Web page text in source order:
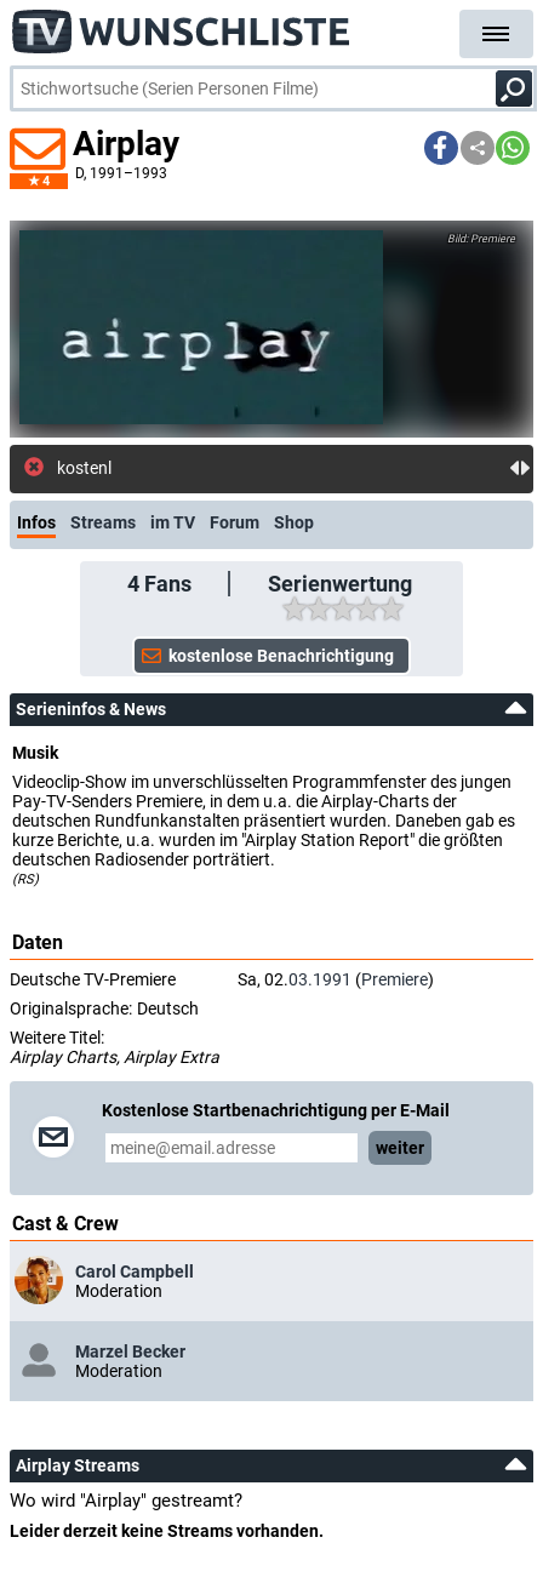
4
Airplay
D, 1991–1993
Premiere
kostenlose E-Mail-Bena
Infos Streams im TV Forum Shop
4Fans Serienwertung
Serieninfos & News
Musik
Videoclip-Show im unverschlüsselten Programmfenster des jungen
Pay-TV-Senders Premiere, in dem u.a. die Airplay-Charts der
deutschen Rundfunkanstalten präsentiert wurden. Daneben gab es
kurze Berichte, u.a. wurden im "Airplay Station Report" die größten
deutschen Radiosender porträtiert.
(RS)
Daten
Deutsche TV-Premiere Sa, 02.03.1991 (Premiere)
Originalsprache: Deutsch
Weitere Titel:
Airplay Charts, Airplay Extra
Kostenlose Startbenachrichtigung per E-Mail
weiter
Cast & Crew
Carol Campbell
Moderation
Marzel Becker
Moderation
Airplay Streams
Wo wird "Airplay" gestreamt?
Leider derzeit keine Streams vorhanden.